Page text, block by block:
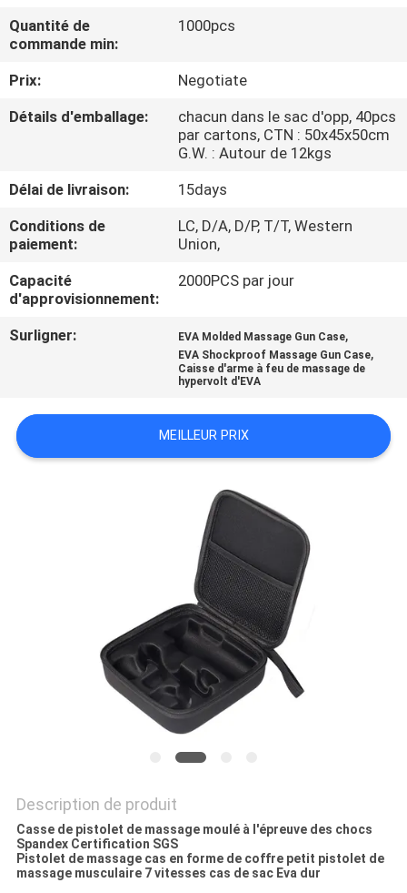
CONTRÔLE
DE
QUALITÉ
DU
POLICY
Quantité de
commande min:
1000pcs
Prix:
Negotiate
Détails d'emballage:
chacun dans le sac d'opp, 40pcs
par cartons, CTN : 50x45x50cm
G.W. : Autour de 12kgs
Délai de livraison:
15days
Conditions de
paiement:
LC, D/A, D/P, T/T, Western
Union,
Capacité
d'approvisionnement:
2000PCS par jour
Surligner: EVA Molded Massage Gun Case,
EVA Shockproof Massage Gun Case,
Caisse d'arme à feu de massage de
hypervolt d'EVA
MEILLEUR PRIX
Description de produit
Casse de pistolet de massage moulé à l'épreuve des chocs
Spandex Certification SGS
Pistolet de massage cas en forme de coffre petit pistolet de
massage musculaire 7 vitesses cas de sac Eva dur